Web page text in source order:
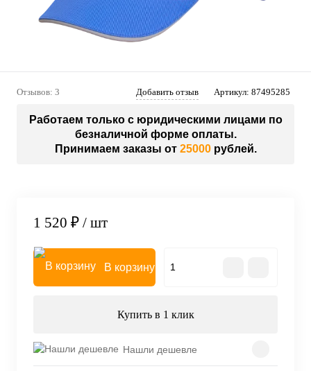
Отзывов: 3 Добавить отзыв Артикул: 87495285
Работаем только с юридическими лицами по
безналичной форме оплаты.
Принимаем заказы от 25000рублей.
1 520 ₽ / шт
В корзину
Купить в 1 клик
Нашли дешевле